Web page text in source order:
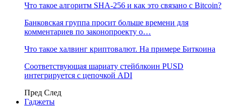
Что такое алгоритм SHA-256 и как это связано с Bitcoin?
Банковская группа просит больше времени для
комментариев по законопроекту о…
Что такое халвинг криптовалют. На примере Биткоина
Соответствующая шариату стейблкоин PUSD
интегрируется с цепочкой ADI
Пред След
Гаджеты